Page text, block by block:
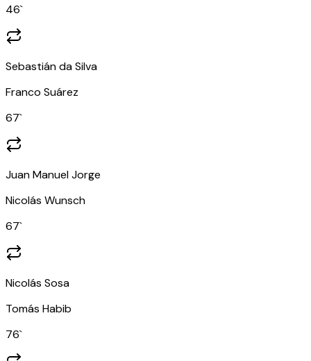
46`
Sebastián da Silva
Franco Suárez
67`
Juan Manuel Jorge
Nicolás Wunsch
67`
Nicolás Sosa
Tomás Habib
76`